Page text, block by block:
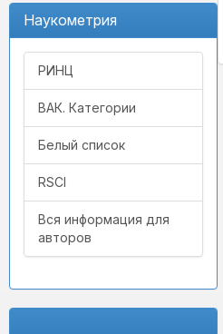
Наукометрия
РИНЦ
ВАК. Категории
Белый список
RSCI
Вся информация для
авторов